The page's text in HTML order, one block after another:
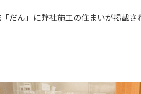
だん」に弊社施工の住まいが掲載さ